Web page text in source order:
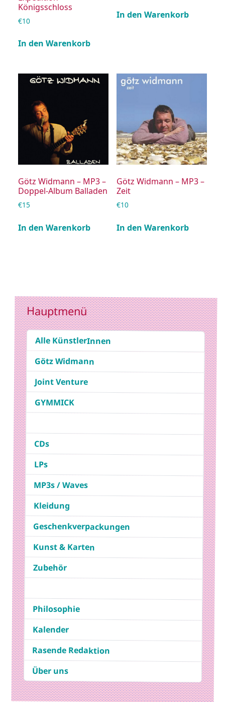
Hauptmenü
Alle KünstlerInnen
Götz Widmann
Joint Venture
GYMMICK
CDs
LPs
MP3s / Waves
Kleidung
Geschenkverpackungen
Kunst & Karten
Zubehör
Philosophie
Kalender
Rasende Redaktion
Über uns
Königsschloss
€10
In den Warenkorb
In den Warenkorb
Götz Widmann – MP3 –
Doppel-Album Balladen
€15
In den Warenkorb
Götz Widmann – MP3 –
Zeit
€10
In den Warenkorb